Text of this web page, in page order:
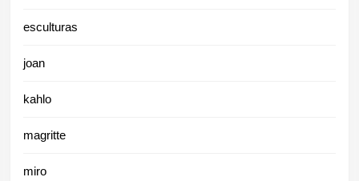
esculturas
joan
kahlo
magritte
miro